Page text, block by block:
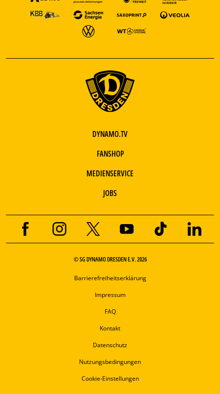
DYNAMO.TV
FANSHOP
MEDIENSERVICE
JOBS
© SG DYNAMO DRESDEN E.V. 2026
Barrierefreiheitserklärung
Impressum
FAQ
Kontakt
Datenschutz
Nutzungsbedingungen
Cookie-Einstellungen